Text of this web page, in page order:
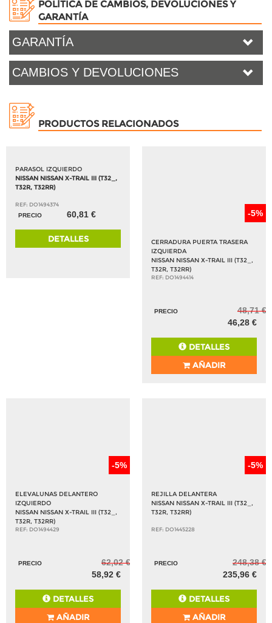
POLÍTICA DE CAMBIOS, DEVOLUCIONES Y
GARANTÍA
GARANTÍA
CAMBIOS Y DEVOLUCIONES
PRODUCTOS RELACIONADOS
PARASOL IZQUIERDO
NISSAN NISSAN X-TRAIL III (T32_,
T32R, T32RR)
REF: DO1494374
PRECIO
60,81 €
DETALLES
-5%
CERRADURA PUERTA TRASERA
IZQUIERDA
NISSAN NISSAN X-TRAIL III (T32_,
T32R, T32RR)
REF: DO1494414
PRECIO
48,71 €
46,28 €
DETALLES
AÑADIR
-5%
ELEVALUNAS DELANTERO
IZQUIERDO
NISSAN NISSAN X-TRAIL III (T32_,
T32R, T32RR)
REF: DO1494429
PRECIO
62,02 €
58,92 €
DETALLES
AÑADIR
-5%
REJILLA DELANTERA
NISSAN NISSAN X-TRAIL III (T32_,
T32R, T32RR)
REF: DO1445228
PRECIO
248,38 €
235,96 €
DETALLES
AÑADIR